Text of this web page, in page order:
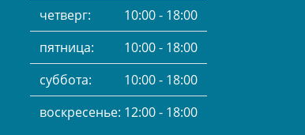
четверг:
10:00 - 18:00
пятница:
10:00 - 18:00
суббота:
10:00 - 18:00
воскресенье: 12:00 - 18:00